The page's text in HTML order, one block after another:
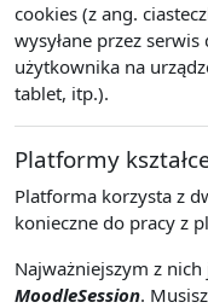
cookies (z ang.
wysyłane przez
użytkownika na
tablet, itp.).
Platformy
Platforma korzysta z
konieczne do pracy z
Najważniejszym z
MoodleSession.